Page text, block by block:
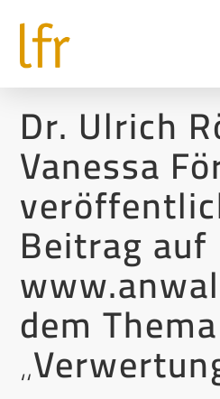
Dr. Ulrich
Vanessa
Beitrag auf
dem Thema